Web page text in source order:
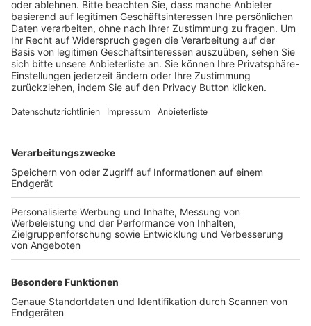
BFV-Geschäftsstellen
Trainerbörse
Login SpielPlus
FOLGE DEM BFV
TOP-VEREINE
TOP-PARTNER